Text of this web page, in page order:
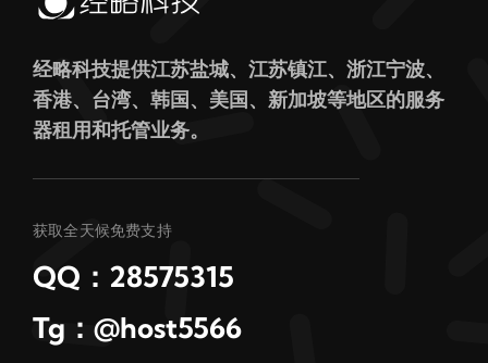
经略科技提供江苏盐城、江苏镇江、浙江宁波、
香港、台湾、韩国、美国、新加坡等地区的服务
器租用和托管业务。
获取全天候免费支持
QQ：28575315
Tg：@host5566